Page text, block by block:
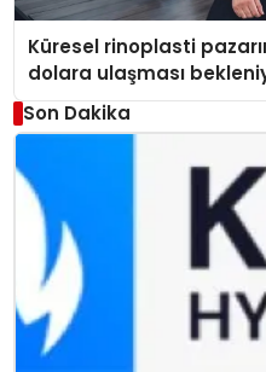
Küresel rinoplasti
dolara ulaşması
Son Dakika